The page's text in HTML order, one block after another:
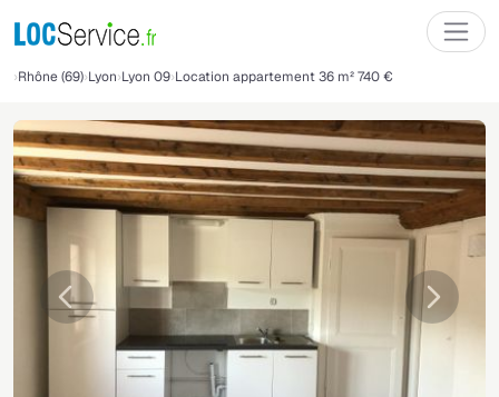
Rhône (69) Lyon Lyon 09 Location appartement 36 m² 740 €
Précédente